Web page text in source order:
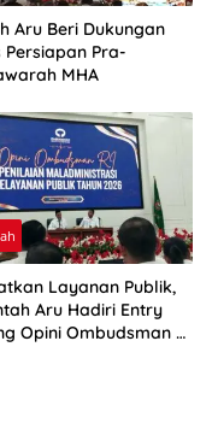
Aru Beri Dukungan
Persiapan Pra-
MHA
Layanan Publik,
Aru Hadiri Entry
Opini Ombudsman RI